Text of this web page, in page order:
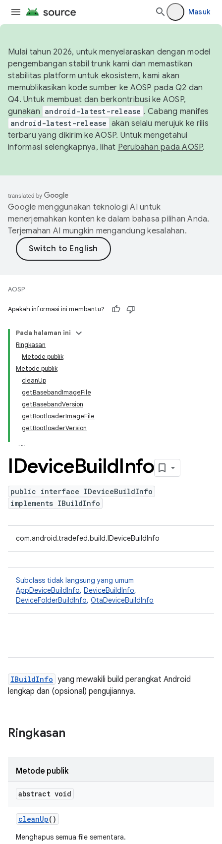
Masuk
Mulai tahun 2026, untuk menyelaraskan dengan model
pengembangan stabil trunk kami dan memastikan
stabilitas platform untuk ekosistem, kami akan
memublikasikan kode sumber ke AOSP pada Q2 dan
Q4. Untuk membuat dan berkontribusi ke AOSP,
gunakan android-latest-release . Cabang manifes
android-latest-release akan selalu merujuk ke rilis
terbaru yang dikirim ke AOSP. Untuk mengetahui
informasi selengkapnya, lihat Perubahan pada AOSP.
Google menggunakan teknologi AI untuk
menerjemahkan konten ke dalam bahasa pilihan Anda.
Terjemahan AI mungkin mengandung kesalahan.
AOSP
Apakah informasi ini membantu?
Pada halaman ini
Ringkasan
Metode publik
Metode publik
cleanUp
getBasebandImageFile
getBasebandVersion
getBootloaderImageFile
getBootloaderVersion
IDeviceBuildInfo
public interface IDeviceBuildInfo
implements IBuildInfo
com.android.tradefed.build.IDeviceBuildInfo
Subclass tidak langsung yang umum
AppDeviceBuildInfo, DeviceBuildInfo,
DeviceFolderBuildInfo, OtaDeviceBuildInfo
IBuildInfo yang mewakili build perangkat Android
lengkap dan (opsional) pengujiannya.
Ringkasan
Metode publik
abstract void
cleanUp()
Menghapus semua file sementara.